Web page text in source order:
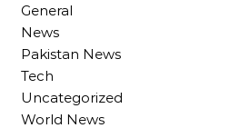
General
News
Pakistan News
Tech
Uncategorized
World News